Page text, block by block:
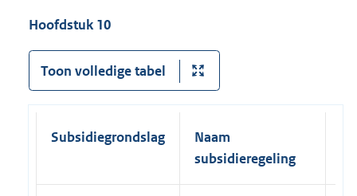
Hoofdstuk 10
Toon volledige tabel
Subsidiegrondslag
Naam
subsidieregeling